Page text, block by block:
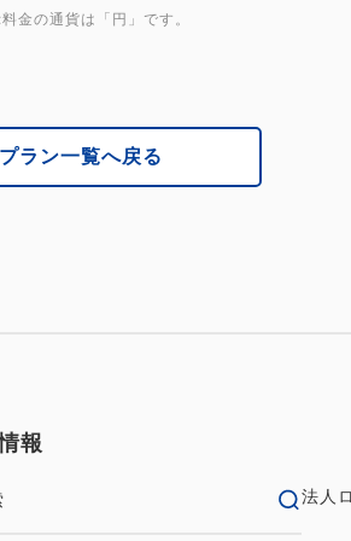
金の通貨は「円」です。
プラン一覧へ戻る
報
法人